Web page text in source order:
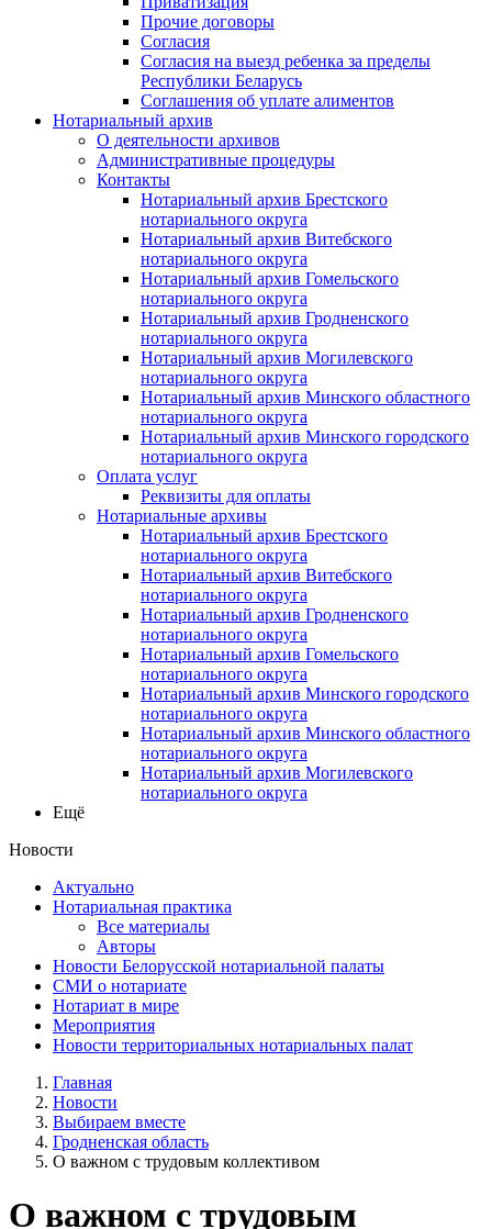
Прочие договоры
Согласия
Согласия на выезд ребенка за пределы
Республики Беларусь
Соглашения об уплате алиментов
Нотариальный архив
О деятельности архивов
Административные процедуры
Контакты
Нотариальный архив Брестского
нотариального округа
Нотариальный архив Витебского
нотариального округа
Нотариальный архив Гомельского
нотариального округа
Нотариальный архив Гродненского
нотариального округа
Нотариальный архив Могилевского
нотариального округа
Нотариальный архив Минского областного
нотариального округа
Нотариальный архив Минского городского
нотариального округа
Оплата услуг
Реквизиты для оплаты
Нотариальные архивы
Нотариальный архив Брестского
нотариального округа
Нотариальный архив Витебского
нотариального округа
Нотариальный архив Гродненского
нотариального округа
Нотариальный архив Гомельского
нотариального округа
Нотариальный архив Минского городского
нотариального округа
Нотариальный архив Минского областного
нотариального округа
Нотариальный архив Могилевского
нотариального округа
Ещё
Новости
Актуально
Нотариальная практика
Все материалы
Авторы
Новости Белорусской нотариальной палаты
СМИ о нотариате
Нотариат в мире
Мероприятия
Новости территориальных нотариальных палат
Главная
Новости
Выбираем вместе
Гродненская область
О важном с трудовым коллективом
О важном с трудовым